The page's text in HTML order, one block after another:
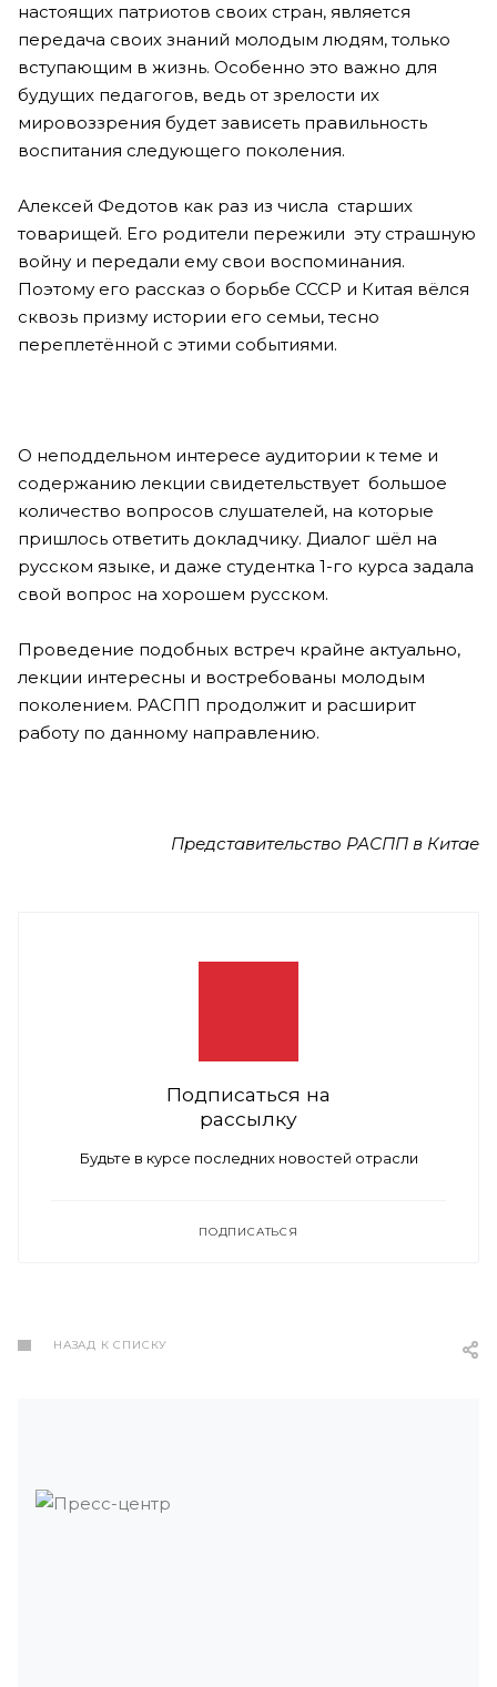
настоящих патриотов своих стран, является
передача своих знаний молодым людям, только
вступающим в жизнь. Особенно это важно для
будущих педагогов, ведь от зрелости их
мировоззрения будет зависеть правильность
воспитания следующего поколения.
Алексей Федотов как раз из числа старших
товарищей. Его родители пережили эту страшную
войну и передали ему свои воспоминания.
Поэтому его рассказ о борьбе СССР и Китая вёлся
сквозь призму истории его семьи, тесно
переплетённой с этими событиями.
О неподдельном интересе аудитории к теме и
содержанию лекции свидетельствует большое
количество вопросов слушателей, на которые
пришлось ответить докладчику. Диалог шёл на
русском языке, и даже студентка 1-го курса задала
свой вопрос на хорошем русском.
Проведение подобных встреч крайне актуально,
лекции интересны и востребованы молодым
поколением. РАСПП продолжит и расширит
работу по данному направлению.
Представительство РАСПП в Китае
Подписаться на
рассылку
Будьте в курсе последних новостей отрасли
ПОДПИСАТЬСЯ
НАЗАД К СПИСКУ